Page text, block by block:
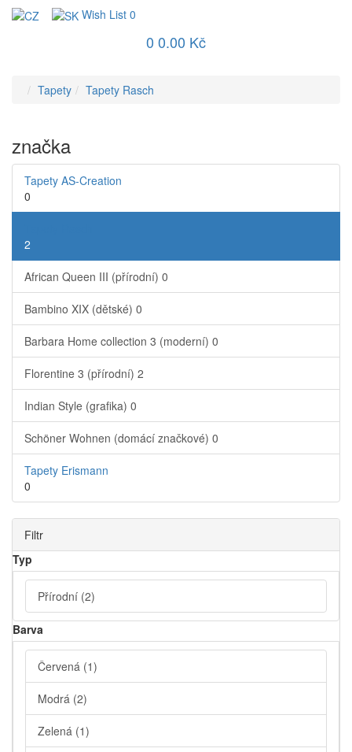
Wish List 0
0 0.00 Kč
Tapety Tapety Rasch
značka
Tapety AS-Creation
0
2
African Queen III (přírodní) 0
Bambino XIX (dětské) 0
Barbara Home collection 3 (moderní) 0
Florentine 3 (přírodní) 2
Indian Style (grafika) 0
Schöner Wohnen (domácí značkové) 0
Tapety Erismann
0
Filtr
Typ
Přírodní (2)
Barva
Červená (1)
Modrá (2)
Zelená (1)